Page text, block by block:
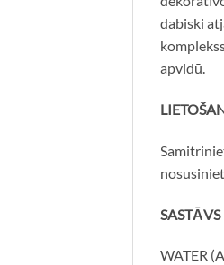
dabiski
apvidū.
SASTĀVS
WATER